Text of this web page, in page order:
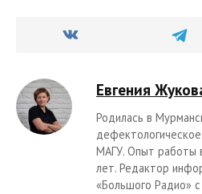
Евгения
Родилась в
МАГУ. Опыт работы
лет. Редактор
«Большого Радио»